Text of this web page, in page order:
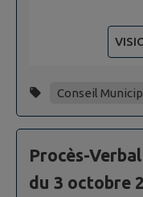
Conseil
Procès-
du 3 octobre